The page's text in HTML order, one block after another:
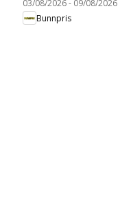
03/08/2026- 09/08/2026
Bunnpris